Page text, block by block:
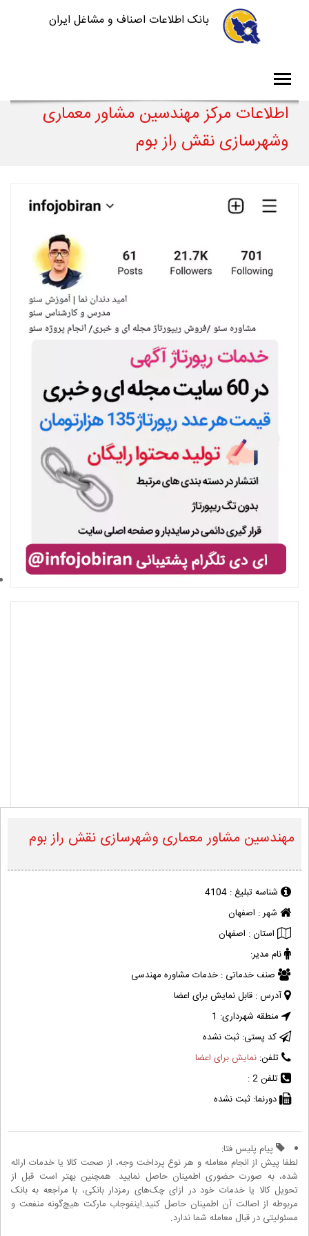
بانک اطلاعات اصناف و مشاغل ایران
اطلاعات مرکز مهندسین مشاور معماری
وشهرسازی نقش راز بوم
مهندسین مشاور معماری وشهرسازی نقش راز بوم
شناسه تبلیغ : 4104
شهر : اصفهان
استان : اصفهان
نام مدیر:
صنف خدماتی : خدمات مشاوره مهندسی
آدرس : قابل نمایش برای اعضا
منطقه شهرداری: 1
کد پستی: ثبت نشده
تلفن: نمایش برای اعضا
تلفن 2 :
دورنما: ثبت نشده
پیام پلیس فتا:
لطفا پیش از انجام معامله و هر نوع پرداخت وجه، از صحت کالا یا خدمات ارائه
شده، به صورت حضوری اطمینان حاصل نمایید. همچنین بهتر است قبل از
تحویل کالا یا خدمات خود در ازای چک‌های رمزدار بانکی، با مراجعه به بانک
مربوطه از اصالت آن اطمینان حاصل کنید.اینفوجاب مارکت هیچ‌گونه منفعت و
مسئولیتی در قبال معامله شما ندارد.